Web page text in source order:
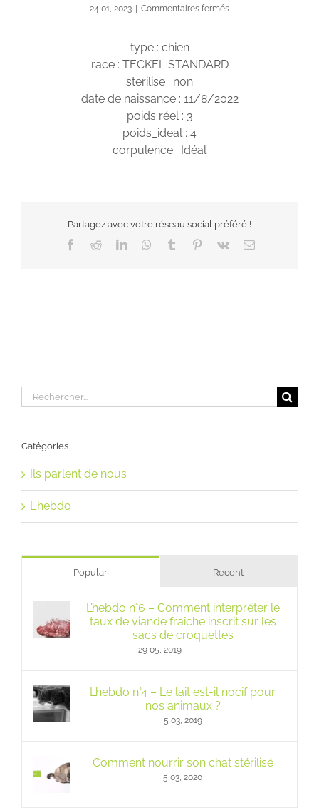
24 01, 2023 Commentaires ferméssur
Timy
type : chien
race : TECKEL STANDARD
sterilise : non
date de naissance : 11/8/2022
poids réel : 3
poids_ideal : 4
corpulence : Idéal
Partagez avec votre réseau social préféré !
Facebook
RedditLinkedInWhatsApp
Tumblr Pinterest
Vk Email
Rechercher:
Catégories
Ils parlent de nous
L'hebdo
Popular Recent
L’hebdo n°6 – Comment interpréter le
taux de viande fraîche inscrit sur les
sacs de croquettes
29 05, 2019
L’hebdo n°4 – Le lait est-il nocif pour
nos animaux ?
5 03, 2019
Comment nourrir son chat stérilisé
5 03, 2020